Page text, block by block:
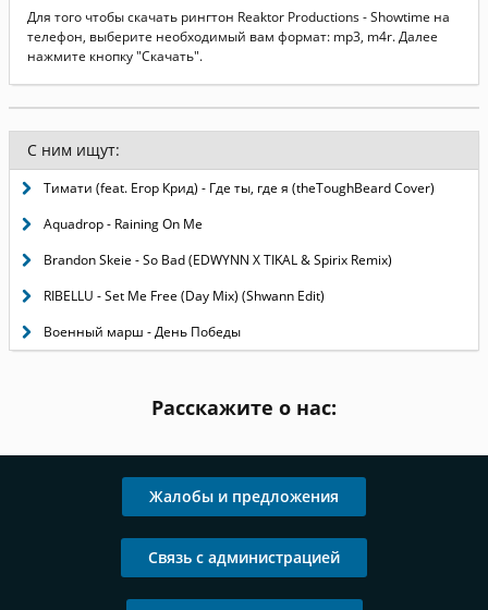
Для того чтобы скачать рингтон Reaktor Productions - Showtime на
телефон, выберите необходимый вам формат: mp3, m4r. Далее
нажмите кнопку "Скачать".
С ним ищут:
Тимати (feat. Егор Крид) - Где ты, где я (theToughBeard Cover)
Aquadrop - Raining On Me
Brandon Skeie - So Bad (EDWYNN X TIKAL & Spirix Remix)
RIBELLU - Set Me Free (Day Mix) (Shwann Edit)
Военный марш - День Победы
Расскажите о нас:
Жалобы и предложения
Связь с администрацией